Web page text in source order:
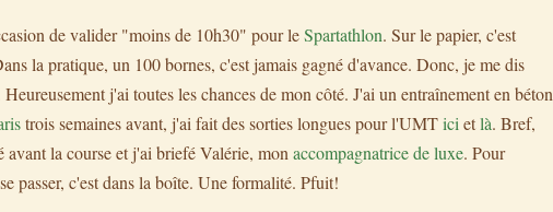
de valider "moins de 10h30" pour leSpartathlon. Sur le papier, c'est
la pratique, un 100 bornes, c'est jamais gagné d'avance. Donc, je me dis
j'ai toutes les chances de mon côté. J'ai un entraînement en béton
trois semaines avant, j'ai fait des sorties longues pour l'UMTici etlà. Bref,
avant la course et j'ai briefé Valérie, mon accompagnatrice de luxe. Pour
passer, c'est dans la boîte. Une formalité. Pfuit!